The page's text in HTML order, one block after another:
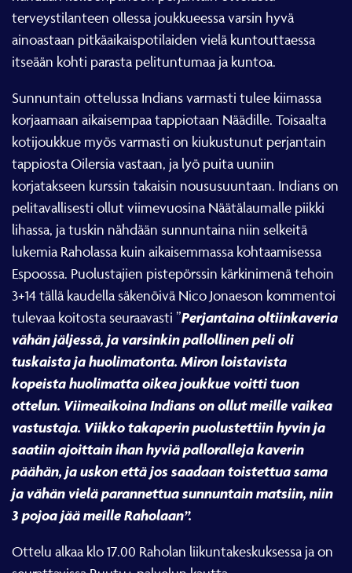
terveystilanteen ollessa joukkueessa varsin hyvä
ainoastaan pitkäaikaispotilaiden vielä kuntouttaessa
itseään kohti parasta pelituntumaa ja kuntoa.
Sunnuntain ottelussa Indians varmasti tulee kiimassa
korjaamaan aikaisempaa tappiotaan Näädille. Toisaalta
kotijoukkue myös varmasti on kiukustunut perjantain
tappiosta Oilersia vastaan, ja lyö puita uuniin
korjatakseen kurssin takaisin noususuuntaan. Indians on
pelitavallisesti ollut viimevuosina Näätälaumalle piikki
lihassa, ja tuskin nähdään sunnuntaina niin selkeitä
lukemia Raholassa kuin aikaisemmassa kohtaamisessa
Espoossa. Puolustajien pistepörssin kärkinimenä tehoin
3+14 tällä kaudella säkenöivä Nico Jonaeson kommentoi
tulevaa koitosta seuraavasti ”Perjantaina oltiinkaveria
vähän jäljessä, ja varsinkin pallollinen peli oli
tuskaista ja huolimatonta. Miron loistavista
kopeista huolimatta oikea joukkue voitti tuon
ottelun. Viimeaikoina Indians on ollut meille vaikea
vastustaja. Viikko takaperin puolustettiin hyvin ja
saatiin ajoittain ihan hyviä palloralleja kaverin
päähän, ja uskon että jos saadaan toistettua sama
ja vähän vielä parannettua sunnuntain matsiin, niin
3 pojoa jää meille Raholaan”.
Ottelu alkaa klo 17.00 Raholan liikuntakeskuksessa ja on
seurattavissa Ruutu+ palvelun kautta.